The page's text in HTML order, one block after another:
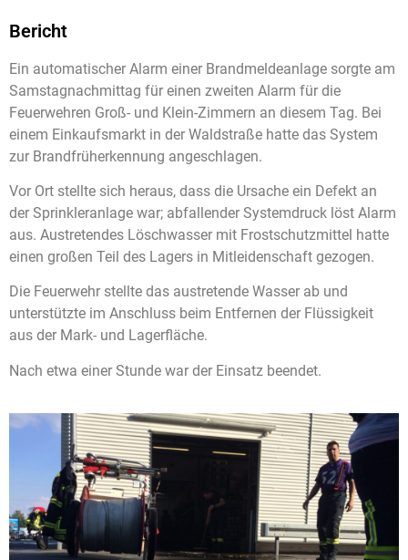
Bericht
Ein automatischer Alarm einer Brandmeldeanlage sorgte am
Samstagnachmittag für einen zweiten Alarm für die
Feuerwehren Groß- und Klein-Zimmern an diesem Tag. Bei
einem Einkaufsmarkt in der Waldstraße hatte das System
zur Brandfrüherkennung angeschlagen.
Vor Ort stellte sich heraus, dass die Ursache ein Defekt an
der Sprinkleranlage war; abfallender Systemdruck löst Alarm
aus. Austretendes Löschwasser mit Frostschutzmittel hatte
einen großen Teil des Lagers in Mitleidenschaft gezogen.
Die Feuerwehr stellte das austretende Wasser ab und
unterstützte im Anschluss beim Entfernen der Flüssigkeit
aus der Mark- und Lagerfläche.
Nach etwa einer Stunde war der Einsatz beendet.